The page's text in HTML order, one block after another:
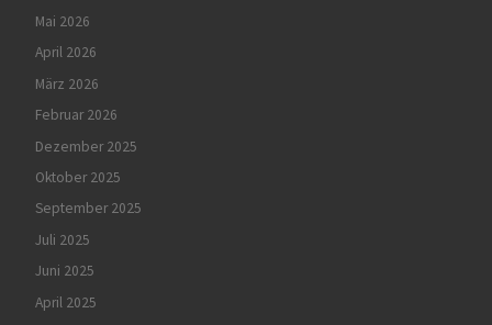
Mai 2026
April 2026
März 2026
Februar 2026
Dezember 2025
Oktober 2025
September 2025
Juli 2025
Juni 2025
April 2025